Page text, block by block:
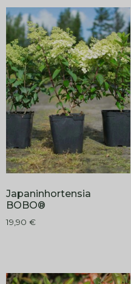
Japaninhortensia
BOBO®
19,90 €